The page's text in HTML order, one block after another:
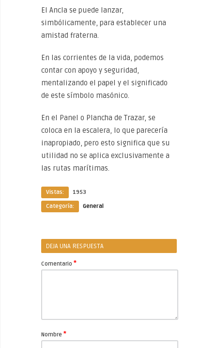
El Ancla se puede lanzar,
simbólicamente, para establecer una
amistad fraterna.
En las corrientes de la vida, podemos
contar con apoyo y seguridad,
mentalizando el papel y el significado
de este símbolo masónico.
En el Panel o Plancha de Trazar, se
coloca en la escalera, lo que parecería
inapropiado, pero esto significa que su
utilidad no se aplica exclusivamente a
las rutas marítimas.
Vistas:
1953
Categoría:
General
DEJA UNA RESPUESTA
Comentario *
Nombre *